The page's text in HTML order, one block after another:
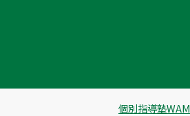
個別指導塾WAM